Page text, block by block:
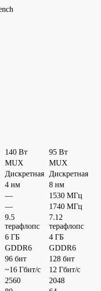
140 Вт
95 Вт
MUX
MUX
Дискретная
Дискретная
4 нм
8 нм
—
1530 МГц
—
1740 МГц
9.5
терафлопс
7.12
терафлопс
6 ГБ
4 ГБ
GDDR6
GDDR6
96 бит
128 бит
~16 Гбит/с
12 Гбит/с
2560
2048